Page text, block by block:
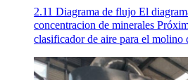
2.11 Diagrama de flujo El
concentracion de minerales
clasificador de aire para el molino